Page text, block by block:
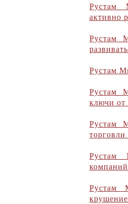
Рустам
активно
Рустам
Рустам
Рустам
ключи от
Рустам
торговли
Рустам
Рустам